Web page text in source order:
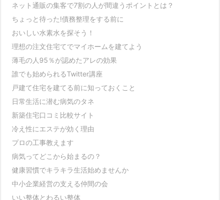
ネット通販の集客で7割の人が間違うポイントとは？
ちょっと待った!債務整理をする前に
おいしい水素水を探そう！
理想の注文住宅てでマイホームを建てよう
薄毛の人95％が認めたアレの効果
誰でも始められるTwitter講座
戸建て住宅を建てる前に知っておくこと
日常生活に潜む病気のタネ
新築住宅口コミ比較サイト
冷え性にエステが効く理由
プロの工事教えます
病気ってどこから始まるの？
健康習慣でキラキラ生活始めませんか
中小企業経営の支える仲間の会
いい整体とわるい整体